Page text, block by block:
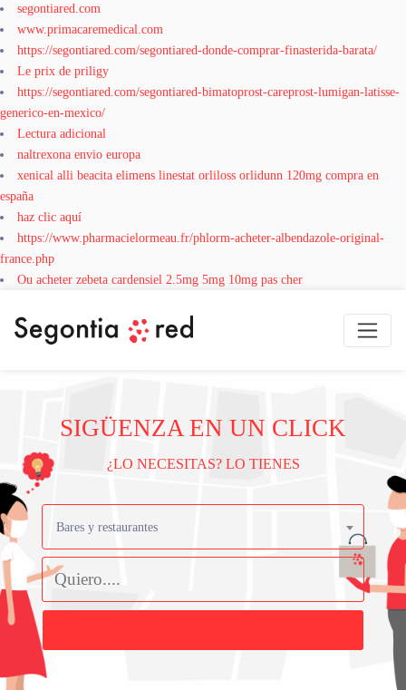
segontiared.com
www.primacaremedical.com
https://segontiared.com/segontiared-donde-comprar-finasterida-barata/
Le prix de priligy
https://segontiared.com/segontiared-bimatoprost-careprost-lumigan-latisse-
generico-en-mexico/
Lectura adicional
naltrexona envio europa
xenical alli beacita elimens linestat orliloss orlidunn 120mg compra en
españa
haz clic aquí
https://www.pharmacielormeau.fr/phlorm-acheter-albendazole-original-
france.php
Ou acheter zebeta cardensiel 2.5mg 5mg 10mg pas cher
SIGÜENZA EN UN CLICK
¿LO NECESITAS? LO TIENES
Bares y restaurantes